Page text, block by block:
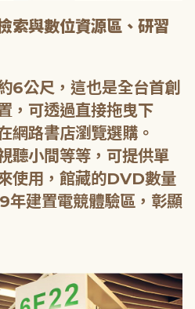
索與數位資源區、研習
6公尺，這也是全台首創
，可透過直接拖曳下
網路書店瀏覽選購。
聽小間等等，可提供單
使用，館藏的DVD數量
年建置電競體驗區，彰顯